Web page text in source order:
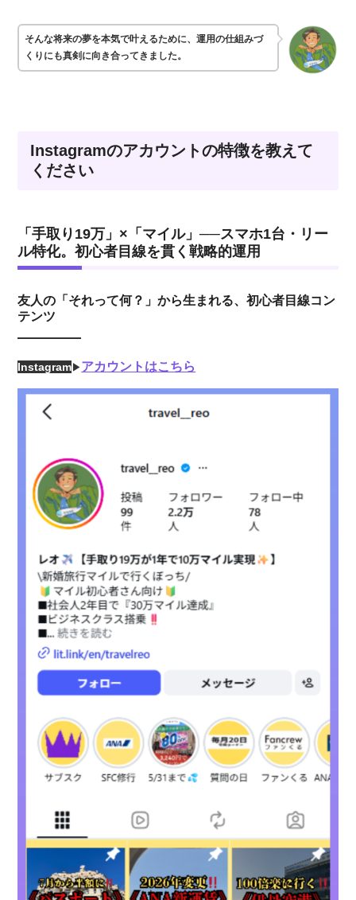
そんな将来の夢を本気で叶えるために、運用の仕組みづ
くりにも真剣に向き合ってきました。
Instagramのアカウントの特徴を教えて
ください
「手取り19万」×「マイル」──スマホ1台・リー
ル特化。初心者目線を貫く戦略的運用
友人の「それって何？」から生まれる、初心者目線コン
テンツ
Instagram ▶アカウントはこちら